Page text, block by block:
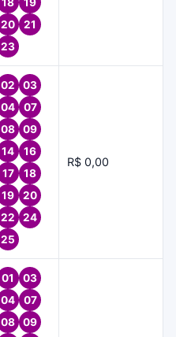
20
21
23
02
03
04
07
08
09
14
16
17
18
19
20
22
24
25
R$ 0,00
01
03
04
07
08
09